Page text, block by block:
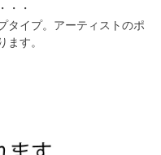
・・
タイプ。アーティストのポ
ます。